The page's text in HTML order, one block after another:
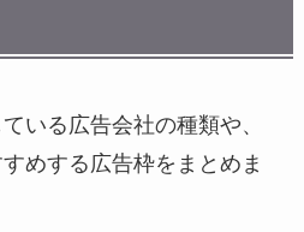
いる広告会社の種類や、
めする広告枠をまとめま